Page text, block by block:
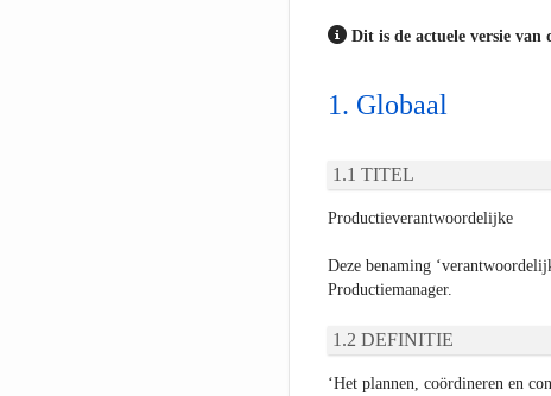
Dit is de actuele versie van
Globaal
TITEL
Productieverantwoordelijke
Deze benaming
Productiemanager.
DEFINITIE
‘Het plannen, coördineren en